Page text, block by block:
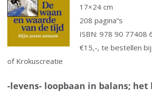
17×24 cm
208 pagina”s
ISBN: 978 90 77408
€15,-, te bestellen
of Krokuscreatie
-levens- loopbaan in balans; het